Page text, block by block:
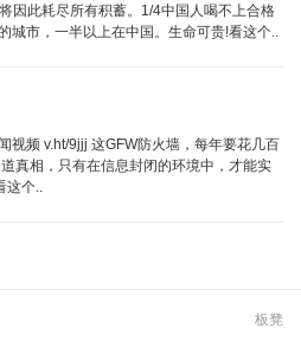
因此耗尽所有积蓄。1/4中国人喝不上合格
城市，一半以上在中国。生命可贵!看这个..
视频 v.ht/9jjj 这GFW防火墙，每年要花几百
真相，只有在信息封闭的环境中，才能实
这个..
板凳